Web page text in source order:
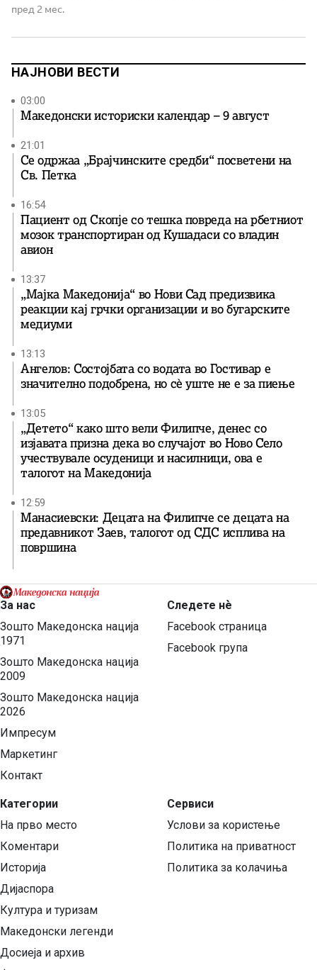
различни држави и идеологии се обидуваат да го
етнографската литература укажува на блиски врски
пред 2 мес.
НАЈНОВИ ВЕСТИ
03:00
Македонски историски календар – 9 август
21:01
Се одржаа „Брајчинските средби“ посветени на
Св. Петка
16:54
Пациент од Скопје со тешка повреда на рбетниот
мозок транспортиран од Кушадаси со владин
авион
13:37
„Мајка Македонија“ во Нови Сад предизвика
реакции кај грчки организации и во бугарските
медиуми
13:13
Ангелов: Состојбата со водата во Гостивар е
значително подобрена, но сè уште не е за пиење
13:05
„Детето“ како што вели Филипче, денес со
изјавата призна дека во случајот во Ново Село
учествувале осуденици и насилници, ова е
талогот на Македонија
12:59
Манасиевски: Децата на Филипче се децата на
предавникот Заев, талогот од СДС исплива на
површина
За нас
Зошто Македонска нација
1971
Зошто Македонска нација
2009
Зошто Македонска нација
2026
Импресум
Маркетинг
Контакт
Категории
На прво место
Коментари
Историја
Дијаспора
Култура и туризам
Македонски легенди
Досиеја и архив
Следете нѐ
Facebook страница
Facebook група
Сервиси
Услови за користење
Политика на приватност
Политика за колачиња